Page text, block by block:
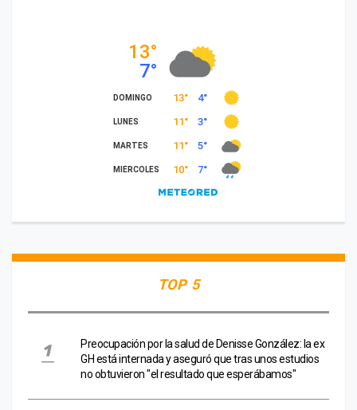
TOP 5
Preocupación por la salud de Denisse González: la ex
GH está internada y aseguró que tras unos estudios
no obtuvieron "el resultado que esperábamos"